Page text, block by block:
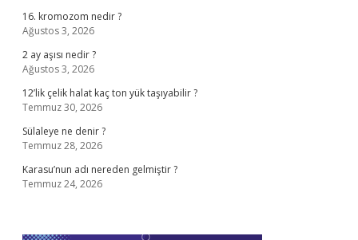
16. kromozom nedir ?
Ağustos 3, 2026
2 ay aşısı nedir ?
Ağustos 3, 2026
12’lik çelik halat kaç ton yük taşıyabilir ?
Temmuz 30, 2026
Sülaleye ne denir ?
Temmuz 28, 2026
Karasu’nun adı nereden gelmiştir ?
Temmuz 24, 2026